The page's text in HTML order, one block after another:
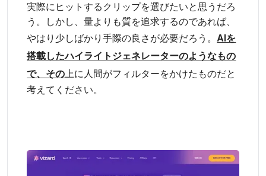
実際にヒットするクリップを選びたいと思うだろ
う。しかし、量よりも質を追求するのであれば、
やはり少しばかり手際の良さが必要だろう。AIを
搭載したハイライトジェネレーターのようなもの
で、その上に人間がフィルターをかけたものだと
考えてください。